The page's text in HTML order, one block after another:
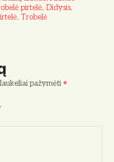
pirtelė, Didysis,
Trobelė
pažymėti